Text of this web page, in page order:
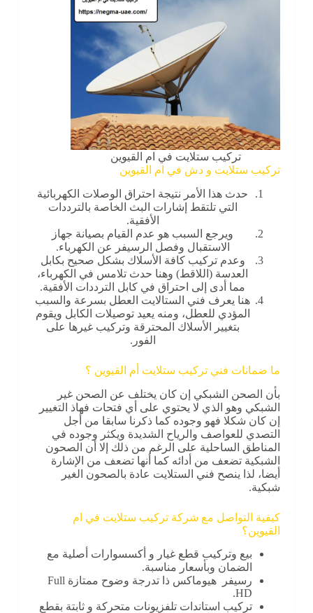
تركيب ستلايت في ام القيوين
تركيب ستلايت و دش في ام القيوين
حدث هذا الأمر نتيجة احتراق الوصلات الكهربائية
التي تلتقط إشارات البث الخاصة بالترددات
الأفقية.
ويرجع السبب هو عدم القيام بصيانة جهاز
الاستقبال وفصل الرسيفر عن الكهرباء.
وعدم تركيب كافة الأسلاك بشكل صحيح بكابل
العدسة (اللاقط) وهنا حدث تلامس في الكهرباء،
مما أدى إلى احتراق في كابل الترددات الأفقية.
هنا يعرف فني الستالايت العطل بسرعة والسبب
المؤدي للعطل، ومنه يعيد توصيلات الكابل ويقوم
بتغيير الأسلاك المحترقة وتركيب غيرها على
الفور.
ما ضمانات فني تركيب ستلايت أم القيوين ؟
بأن الصحن الشبكي إن كان يختلف عن الصحن غير
الشبكي وهو الذي لا يحتوي على أي فتحات فهاذ التغيير
إن كان شكلا فهو وجوده كما ذكرنا سابقا من أجل
التصدي للعواصف والرياح الشديدة ويكثر وجوده في
المناطق الساحلية على الرغم من ذلك إلا أن الصحون
الشبكية تضعف من أدائه كما أنها تضعف من الإشارة
أيضا، لذا ينصح فني الستلايت عادة بالصحون الغير
شبكية.
كيفية التواصل مع شركة تركيب ستلايت في ام
القيوين؟
بيع وتركيب قطع غيار و أكسسوارات أصلية مع
الضمان وبأسعار مناسبة.
رسيفر هيوماكس ذا تدرجة وضوح ممتازة Full
HD.
تركيب استاندات تلفزيونات متحركة و ثابتة بقطع